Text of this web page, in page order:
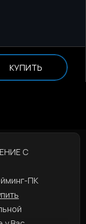
КУПИТЬ
С
ПК